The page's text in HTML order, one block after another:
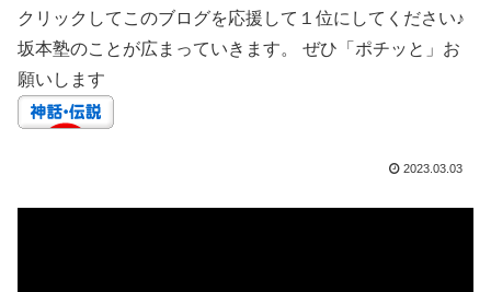
クリックしてこのブログを応援して１位にしてください♪
坂本塾のことが広まっていきます。 ぜひ「ポチッと」お
願いします
2023.03.03